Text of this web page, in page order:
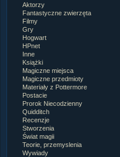
Aktorzy
Fantastyczne zwierzęta
Filmy
Gry
Hogwart
HPnet
Inne
Książki
Magiczne miejsca
Magiczne przedmioty
Materiały z Pottermore
Postacie
Prorok Niecodzienny
Quidditch
Recenzje
Stworzenia
Świat magii
Teorie, przemyslenia
Wywiady